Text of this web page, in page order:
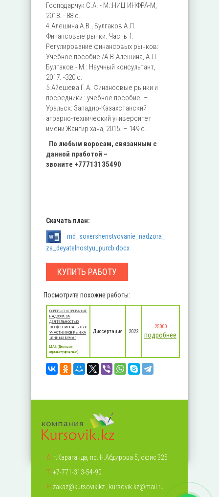
Господарчук С.А. - М.:НИЦ ИНФРА-М,
2018. - 88 с.
4.Алешина А.В., Булгаков А.Л.
Финансовые рынки. Часть 1.
Регулирование финансовых рынков:
Учебное пособие /А.В.Алешина, А.Л.
Булгаков - М.: Научный консультант,
2017. -320 с.
5.Айешева Г.А. Финансовые рынки и
посредники : учебное пособие. –
Уральск: Западно-Казахстанский
аграрно-технический университет
имени Жангир хана, 2015. – 149 с.
По любым воросам, связанным с
данной пработой –
звоните +77713135490
Скачать план:
md_sovershenstvovanie_nadzora_
za_deyatelnostyu_purcb.docx
КУПИТЬ РАБОТУ
Посмотрите похожие работы:
СОВЕРШЕНСТВОВАНИЕ
НАДЗОРА ЗА
ДЕЯТЕЛЬНОСТЬЮ
ПРОФЕССИОНАЛЬНЫХ
УЧАСТНИКОВ РЫНКА
ЦЕННЫХ БУМАГ
MАБ (Деловое
администрирование)
Диссертация 2022
25000
подробнее
А: г.Караганда, пр. Н.Абдирова 5, офис 325
Т: +7-771-313-54-90
Е: zakaz@kursovik.kz , kursovik.kz@mail.ru